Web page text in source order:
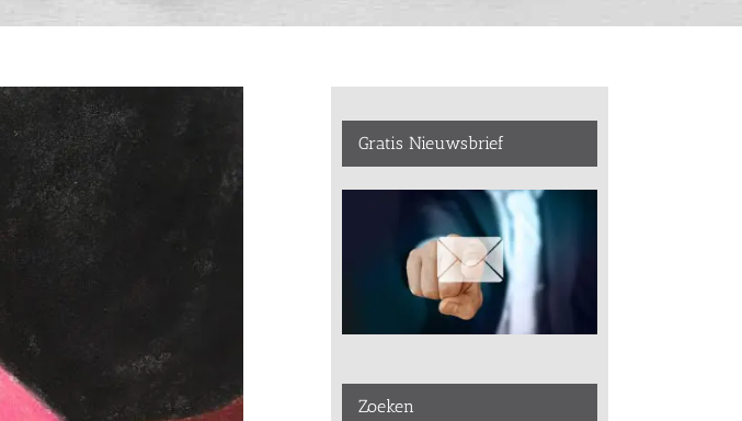
Gratis Nieuwsbrief
Zoeken